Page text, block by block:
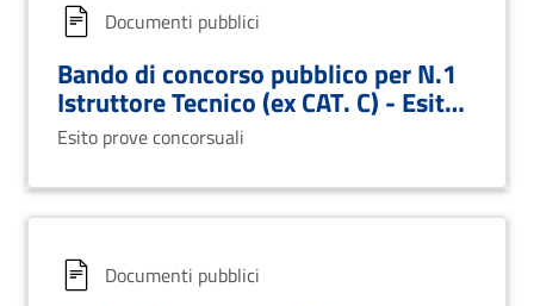
Documenti pubblici
Bando di concorso pubblico per N.1
Istruttore Tecnico (ex CAT. C) - Esito
prove concorsuali
Esito prove concorsuali
Documenti pubblici